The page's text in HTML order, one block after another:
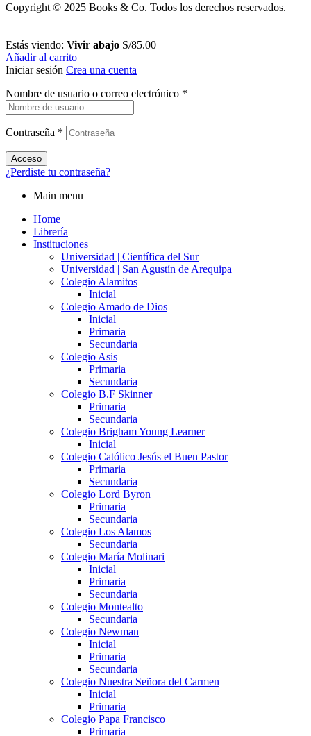
Copyright © 2025 Books & Co. Todos los derechos reservados.
Estás viendo: Vivir abajo S/85.00
Añadir al carrito
Iniciar sesión Crea una cuenta
Nombre de usuario o correo electrónico *
Contraseña *
Acceso
¿Perdiste tu contraseña?
Main menu
Home
Librería
Instituciones
Universidad | Científica del Sur
Universidad | San Agustín de Arequipa
Colegio Alamitos
Inicial
Colegio Amado de Dios
Inicial
Primaria
Secundaria
Colegio Asis
Primaria
Secundaria
Colegio B.F Skinner
Primaria
Secundaria
Colegio Brigham Young Learner
Inicial
Colegio Católico Jesús el Buen Pastor
Primaria
Secundaria
Colegio Lord Byron
Primaria
Secundaria
Colegio Los Alamos
Secundaria
Colegio María Molinari
Inicial
Primaria
Secundaria
Colegio Montealto
Secundaria
Colegio Newman
Inicial
Primaria
Secundaria
Colegio Nuestra Señora del Carmen
Inicial
Primaria
Colegio Papa Francisco
Primaria